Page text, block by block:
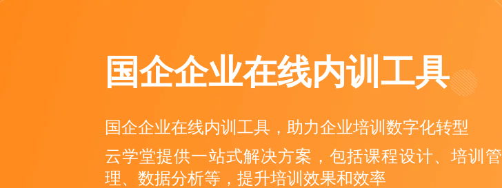
国企企业在线内训工具
国企企业在线内训工具，助力企业培训数字化转型
云学堂提供一站式解决方案，包括课程设计、培训管
理、数据分析等，提升培训效果和效率